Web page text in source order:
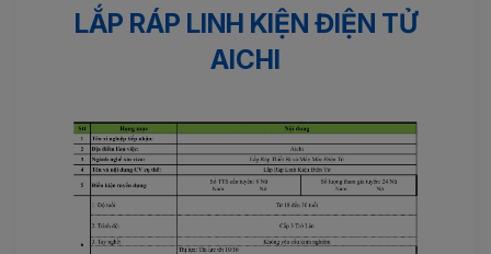
LẮP RÁP LINH KIỆN ĐIỆN TỬ
AICHI